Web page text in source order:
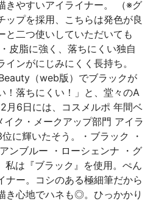
きやすいアイライナー。 （※グ
ップを採用、こちらは発色が良
と二つ使いしていただいても
皮脂に強く、落ちにくい独自
ンがにじみにくく長持ち。
（web版）でブラックが
！落ちにくい！」と、堂々のA
月6日には、コスメルポ 年間ベ
ク・メークアップ部門 アイラ
に輝いたそう。・ブラック ・
ンブルー ・ローシェンナ ・グ
私は『ブラック』を使用。ぺん
ナー。コシのある極細筆だから
き心地でハネも◎。ひっかかり